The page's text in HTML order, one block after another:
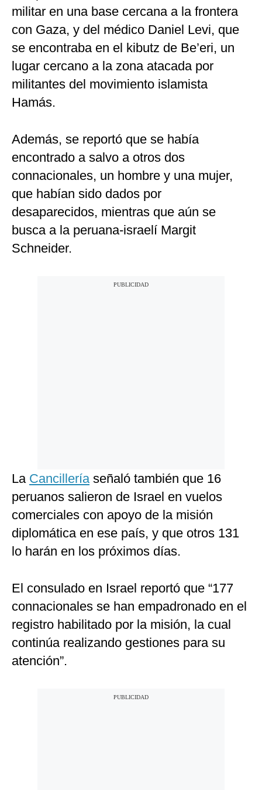
militar en una base cercana a la frontera
con Gaza, y del médico Daniel Levi, que
se encontraba en el kibutz de Be’eri, un
lugar cercano a la zona atacada por
militantes del movimiento islamista
Hamás.
Además, se reportó que se había
encontrado a salvo a otros dos
connacionales, un hombre y una mujer,
que habían sido dados por
desaparecidos, mientras que aún se
busca a la peruana-israelí Margit
Schneider.
La Cancilleríaseñaló también que 16
peruanos salieron de Israel en vuelos
comerciales con apoyo de la misión
diplomática en ese país, y que otros 131
lo harán en los próximos días.
El consulado en Israel reportó que “177
connacionales se han empadronado en el
registro habilitado por la misión, la cual
continúa realizando gestiones para su
atención”.